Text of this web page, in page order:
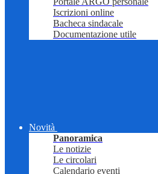
Iscrizioni online
Bacheca sindacale
Documentazione utile
Novità
Panoramica
Le notizie
Le circolari
Calendario eventi